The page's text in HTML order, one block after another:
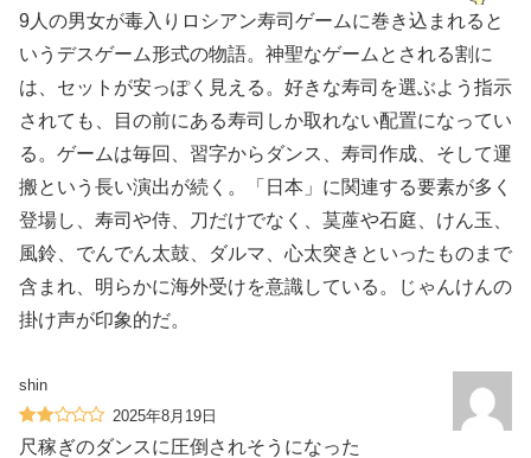
9人の男女が毒入りロシアン寿司ゲームに巻き込まれると
いうデスゲーム形式の物語。神聖なゲームとされる割に
は、セットが安っぽく見える。好きな寿司を選ぶよう指示
されても、目の前にある寿司しか取れない配置になってい
る。ゲームは毎回、習字からダンス、寿司作成、そして運
搬という長い演出が続く。「日本」に関連する要素が多く
登場し、寿司や侍、刀だけでなく、茣蓙や石庭、けん玉、
風鈴、でんでん太鼓、ダルマ、心太突きといったものまで
含まれ、明らかに海外受けを意識している。じゃんけんの
掛け声が印象的だ。
shin
2025年8月19日
尺稼ぎのダンスに圧倒されそうになった